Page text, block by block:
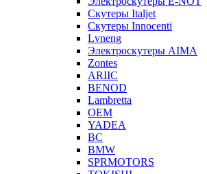
Скутеры Italjet
Скутеры Innocenti
Lvneng
Электроскутеры AIMA
Zontes
ARIIC
BENOD
Lambretta
OEM
YADEA
BC
BMW
SPRMOTORS